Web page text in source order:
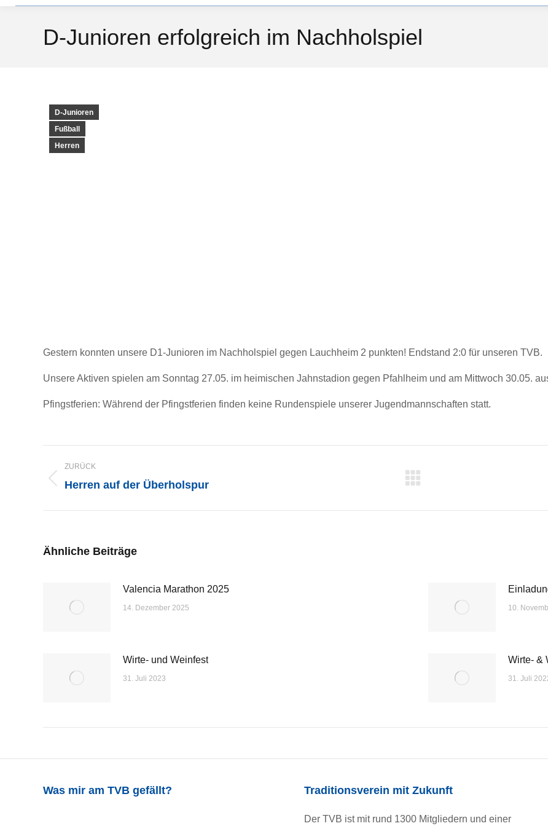
D-Junioren erfolgreich im Nachholspiel
D-Junioren
Fußball
Herren
Gestern konnten unsere D1-Junioren im Nachholspiel gegen Lauchheim 2 punkten! Endstand 2:0 für unseren TVB.
Unsere Aktiven spielen am Sonntag 27.05. im heimischen Jahnstadion gegen Pfahlheim und am Mittwoch 30.05.
Pfingstferien: Während der Pfingstferien finden keine Rundenspiele unserer Jugendmannschaften statt.
KOMMENTARNAVIGATION
ZURÜCK
Vorheriger
Herren auf der Überholspur
Ähnliche Beiträge
Valencia Marathon 2025
14. Dezember 2025 10.
Wirte- und Weinfest
31. Juli 2023
Wirte- &
31. Juli
Was mir am TVB gefällt? Traditionsverein mit Zukunft
Der TVB ist mit rund 1300 Mitgliedern und einer